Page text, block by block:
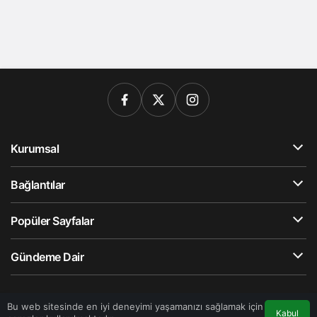
Bu web sitesinde en iyi deneyimi yaşamanızı sağlamak için
Kabul
Kurumsal
Bağlantılar
Popüler Sayfalar
Gündeme Dair
© Telif Hakkı 2026, Tüm Hakları Saklıdır